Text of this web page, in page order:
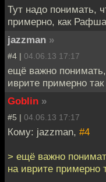
Тут надо понимать,
примерно, как
jazzman »
#4 | 04.06.13 17:17
ещё важно
иврите примерно
Goblin »
#5 | 04.06.13 17:17
Кому: jazzman, #4
> ещё важно
на иврите примерно